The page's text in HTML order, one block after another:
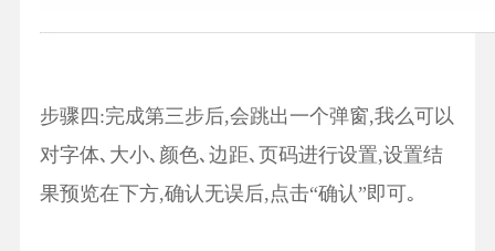
步骤四:完成第三步后,会跳出一个弹窗,我么可以
对字体､大小､颜色､边距､页码进行设置,设置结
果预览在下方,确认无误后,点击“确认”即可｡